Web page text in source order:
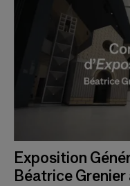
Exposition
Béatrice Grenier